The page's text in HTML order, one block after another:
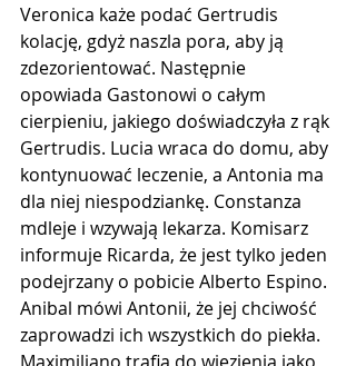
Veronica każe podać Gertrudis
kolację, gdyż naszla pora, aby ją
zdezorientować. Następnie
opowiada Gastonowi o całym
cierpieniu, jakiego doświadczyła z rąk
Gertrudis. Lucia wraca do domu, aby
kontynuować leczenie, a Antonia ma
dla niej niespodziankę. Constanza
mdleje i wzywają lekarza. Komisarz
informuje Ricarda, że ​​jest tylko jeden
podejrzany o pobicie Alberto Espino.
Anibal mówi Antonii, że jej chciwość
zaprowadzi ich wszystkich do piekła.